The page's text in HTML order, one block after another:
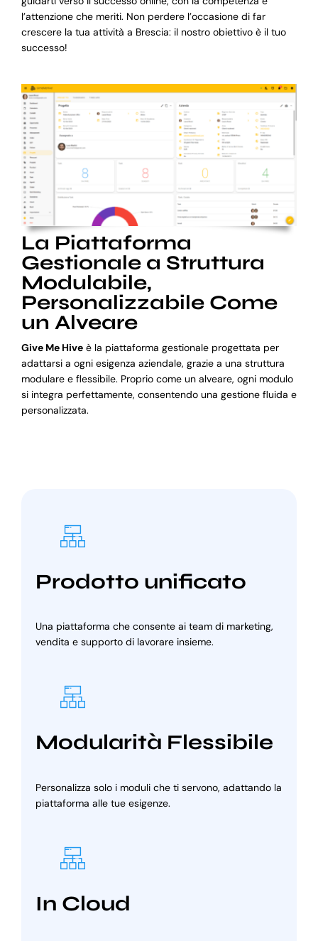
l’attenzione che meriti. Non perdere l’occasione di far
crescere la tua attività a Brescia: il nostro obiettivo è il tuo
successo!
La Piattaforma
Gestionale a Struttura
Modulabile,
Personalizzabile Come
un Alveare
Give Me Hiveè la piattaforma gestionale progettata per
adattarsi a ogni esigenza aziendale, grazie a una struttura
modulare e flessibile. Proprio come un alveare, ogni modulo
si integra perfettamente, consentendo una gestione fluida e
personalizzata.
Prodotto unificato
Una piattaforma che consente ai team di marketing,
vendita e supporto di lavorare insieme.
Modularità Flessibile
Personalizza solo i moduli che ti servono, adattando la
piattaforma alle tue esigenze.
In Cloud